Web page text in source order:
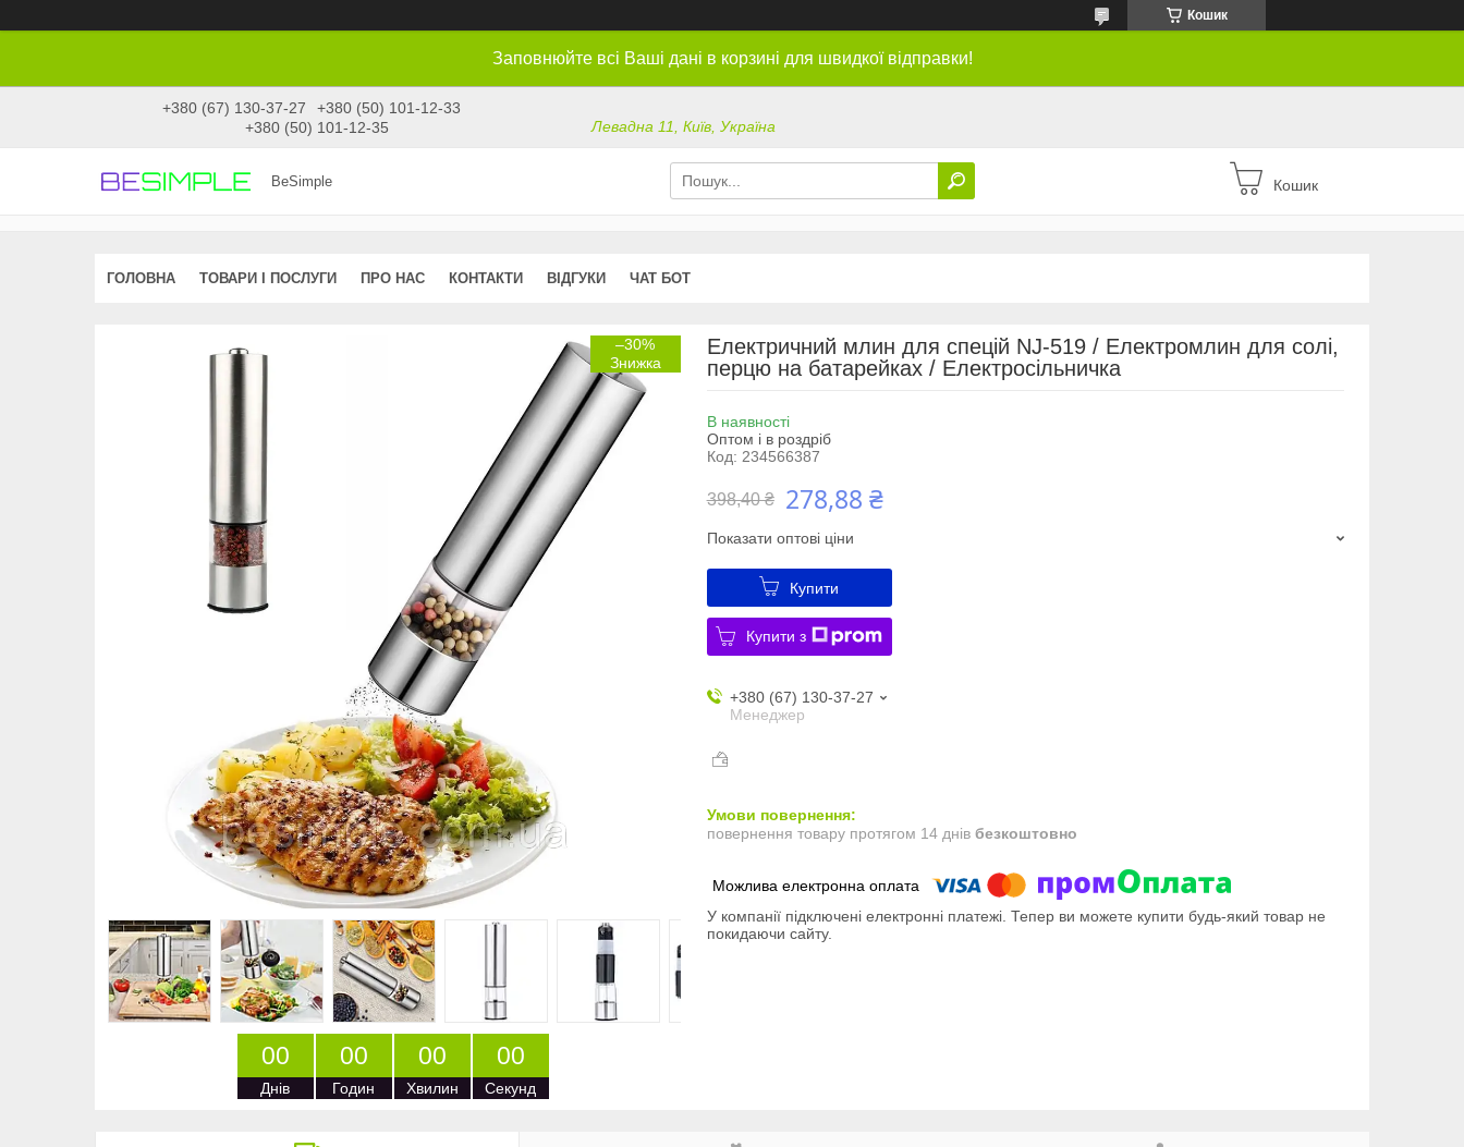
Кошик
Заповнюйте всі Ваші дані в корзині для швидкої відправки!
+380 (67) 130-37-27
+380 (50) 101-12-33
+380 (50) 101-12-35
Левадна 11, Київ, Україна
BeSimple Кошик
ГОЛОВНА ТОВАРИ І ПОСЛУГИ ПРО НАС КОНТАКТИ ВІДГУКИ ЧАТ БОТ
–30%
00
Днів
00
Годин
00
Хвилин
00
Секунд
Електричний млин для спецій NJ-519 / Електромлин для солі,
перцю на батарейках / Електросільничка
В наявності
Оптом і в роздріб
Код: 234566387
398,40 ₴ 278,88 ₴
Показати оптові ціни
Купити
Купити з
+380 (67) 130-37-27
Менеджер
повернення товару протягом 14 днів безкоштовно
У компанії підключені електронні платежі. Тепер ви можете купити будь-який товар не
покидаючи сайту.